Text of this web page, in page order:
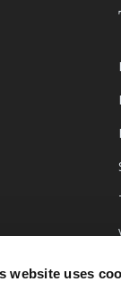
website uses